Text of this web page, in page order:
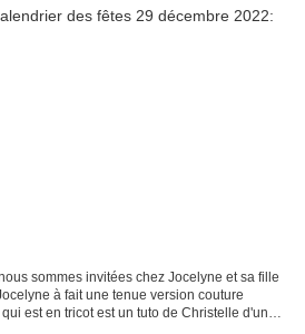
sommes invitées chez Jocelyne et sa fille
à fait une tenue version couture
est en tricot est un tuto de Christelle d'un